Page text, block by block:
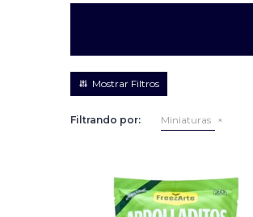
Filtrando por: Miniaturas